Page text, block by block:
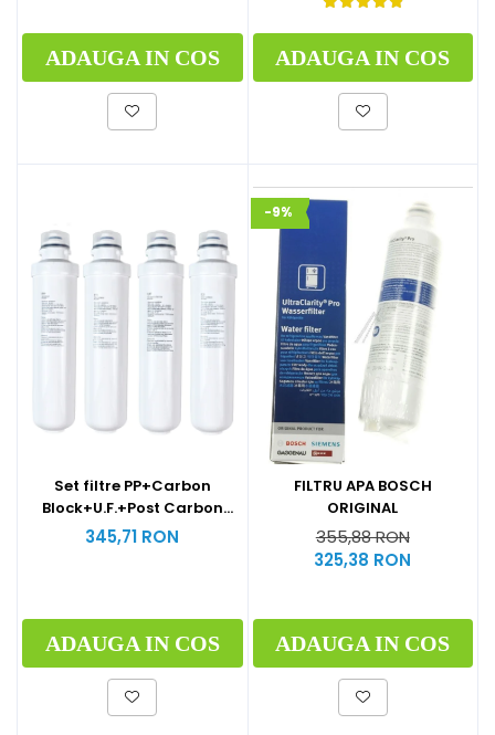
ADAUGA IN COS ADAUGA IN COS
Set filtre PP+Carbon
Block+U.F.+Post Carbon
Block dozator apa BIOLUX
by Midea variante de
345,71 RON
ADAUGA IN COS
-9%
FILTRU APA BOSCH
ORIGINAL
355,88 RON
325,38 RON
ADAUGA IN COS